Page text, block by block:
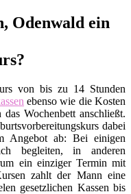
Odenwald ein
von bis zu 14 Stunden
ebenso wie die Kosten
Wochenbett anschließt.
dabei
Angebot ab: Bei einigen
begleiten, in anderen
ein einziger Termin mit
zahlt der Mann eine
gesetzlichen Kassen bis